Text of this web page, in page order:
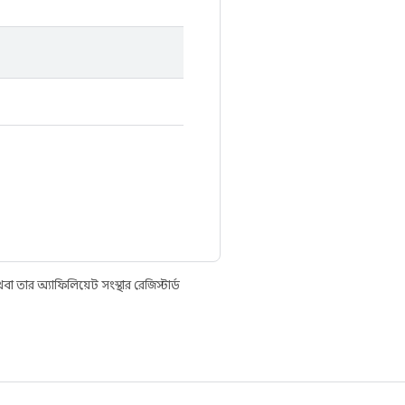
অ্যাফিলিয়েট সংস্থার রেজিস্টার্ড